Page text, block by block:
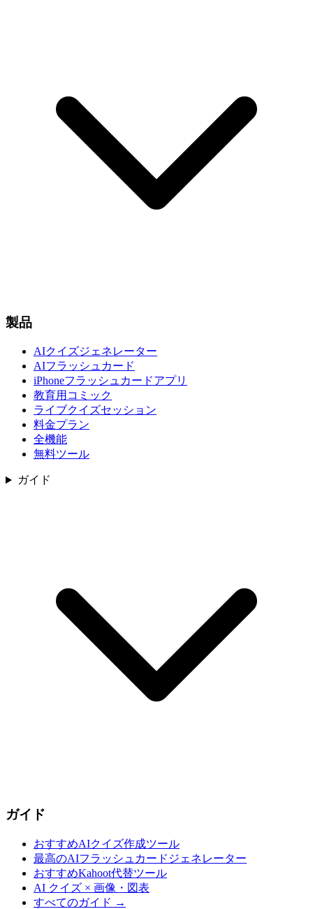
製品
AIクイズジェネレーター
AIフラッシュカード
iPhoneフラッシュカードアプリ
教育用コミック
ライブクイズセッション
料金プラン
全機能
無料ツール
ガイド
ガイド
おすすめAIクイズ作成ツール
最高のAIフラッシュカードジェネレーター
おすすめKahoot代替ツール
AI クイズ × 画像・図表
すべてのガイド →